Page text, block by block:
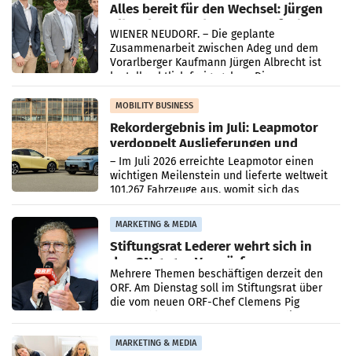
Alles bereit für den Wechsel: Jürgen
Albrecht setzt ab 1.1.2027 auf Adeg
WIENER NEUDORF. – Die geplante
Zusammenarbeit zwischen Adeg und dem
Vorarlberger Kaufmann Jürgen Albrecht ist
kartellrechtlich freigegeben: Die
Bundeswettbewerbsbehörde und der
Bundeskartellanwalt
MOBILITY BUSINESS
Rekordergebnis im Juli: Leapmotor
verdoppelt Auslieferungen und
überschreitet die 100.000er-Marke
– Im Juli 2026 erreichte Leapmotor einen
wichtigen Meilenstein und lieferte weltweit
101.267 Fahrzeuge aus, womit sich das
Ergebnis gegenüber Juli 2025 mehr als
verdoppelte (+102
MARKETING & MEDIA
Stiftungsrat Lederer wehrt sich in
den SN gegen Vorwürfe
Mehrere Themen beschäftigen derzeit den
ORF. Am Dienstag soll im Stiftungsrat über
die vom neuen ORF-Chef Clemens Pig
MARKETING & MEDIA